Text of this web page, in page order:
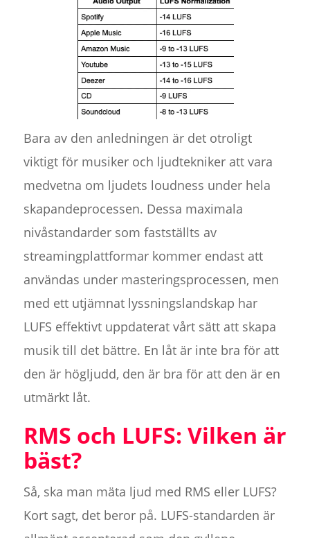
Bara av den anledningen är det otroligt
viktigt för musiker och ljudtekniker att vara
medvetna om ljudets loudness under hela
skapandeprocessen. Dessa maximala
nivåstandarder som fastställts av
streamingplattformar kommer endast att
användas under masteringsprocessen, men
med ett utjämnat lyssningslandskap har
LUFS effektivt uppdaterat vårt sätt att skapa
musik till det bättre. En låt är inte bra för att
den är högljudd, den är bra för att den är en
utmärkt låt.
RMS och LUFS: Vilken är
bäst?
Så, ska man mäta ljud med RMS eller LUFS?
Kort sagt, det beror på. LUFS-standarden är